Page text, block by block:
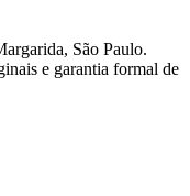
, São Paulo.
e garantia formal de